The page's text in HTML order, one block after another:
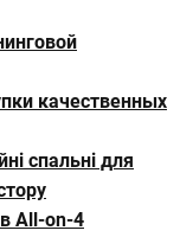
качественных
спальні для
All-on-4